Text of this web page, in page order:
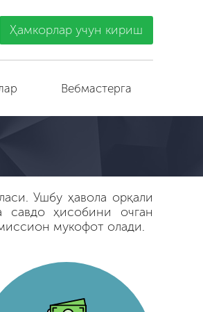
Ҳамкорлар учун кириш
Вебмастерга
Ушбу ҳавола орқали
ҳисобини очган
мукофот олади.